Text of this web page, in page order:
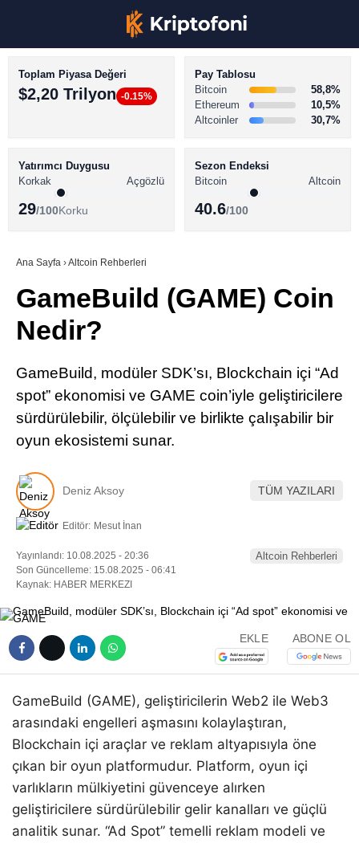
Youtube
Pinterest
LinkedIn
BİTCOİN HABERLERİ
ALTCOİN HABERLERİ
SÖZLÜK
Toplam Piyasa Değeri
$2,20 Trilyon -0.15%
Pay Tablosu
Bitcoin
58,8%
Ethereum
10,5%
Altcoinler
30,7%
Yatırımcı Duygusu
Korkak
Açgözlü
29/100Korku
Sezon Endeksi
Bitcoin
Altcoin
40.6/100
Ana Sayfa ›Altcoin Rehberleri
GameBuild (GAME) Coin
Nedir?
GameBuild, modüler SDK’sı, Blockchain içi “Ad
spot” ekonomisi ve GAME coin’iyle geliştiricilere
sürdürülebilir, ölçülebilir ve birlikte çalışabilir bir
oyun ekosistemi sunar.
Deniz Aksoy TÜM YAZILARI
Editör: Mesut İnan
Yayınlandı: 10.08.2025 - 20:36
Son Güncelleme: 15.08.2025 - 06:41
Kaynak: HABER MERKEZI
Altcoin Rehberleri
EKLE ABONE OL
GameBuild (GAME), geliştiricilerin Web2 ile Web3
arasındaki engelleri aşmasını kolaylaştıran,
Blockchain içi araçlar ve reklam altyapısıyla öne
çıkan bir oyun platformudur. Platform, oyun içi
varlıkların mülkiyetini güvenceye alırken
geliştiricilere sürdürülebilir gelir kanalları ve güçlü
analitik sunar. “Ad Spot” temelli reklam modeli ve